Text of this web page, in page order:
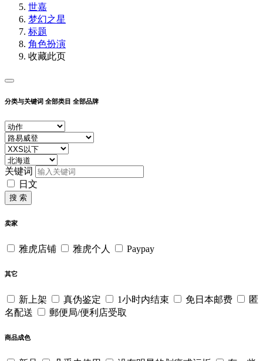
世嘉
梦幻之星
标题
角色扮演
收藏此页
分类与关键词 全部类目 全部品牌
关键词
日文
搜 索
卖家
雅虎店铺 雅虎个人 Paypay
其它
新上架 真伪鉴定 1小时内结束 免日本邮费
匿
名配送
郵便局/便利店受取
商品成色